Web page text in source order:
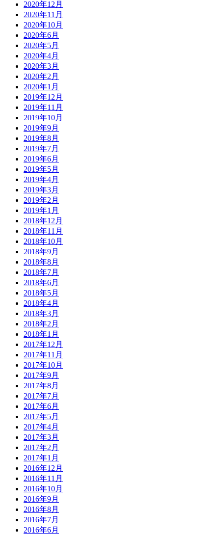
2020年12月
2020年11月
2020年10月
2020年6月
2020年5月
2020年4月
2020年3月
2020年2月
2020年1月
2019年12月
2019年11月
2019年10月
2019年9月
2019年8月
2019年7月
2019年6月
2019年5月
2019年4月
2019年3月
2019年2月
2019年1月
2018年12月
2018年11月
2018年10月
2018年9月
2018年8月
2018年7月
2018年6月
2018年5月
2018年4月
2018年3月
2018年2月
2018年1月
2017年12月
2017年11月
2017年10月
2017年9月
2017年8月
2017年7月
2017年6月
2017年5月
2017年4月
2017年3月
2017年2月
2017年1月
2016年12月
2016年11月
2016年10月
2016年9月
2016年8月
2016年7月
2016年6月